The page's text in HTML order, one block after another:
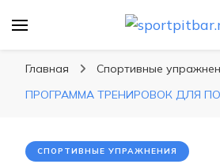
спортивных
диеты, программы
Главная
Спортивные
ПРОГРАММА ТРЕНИРОВОК ДЛЯ
СПОРТИВНЫЕ УПРАЖНЕНИЯ